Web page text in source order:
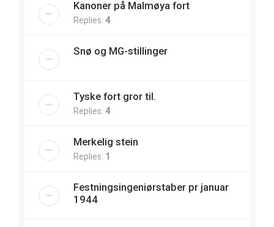
Kanoner på Malmøya fort
Replies: 4
Snø og MG-stillinger
Tyske fort gror til.
Replies: 4
Merkelig stein
Replies: 1
Festningsingeniørstaber pr januar
1944